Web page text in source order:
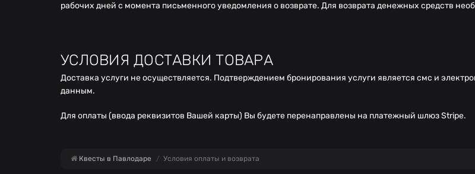
рабочих дней с момента письменного уведомления о возврате. Для возврата денежных средств
УСЛОВИЯ ДОСТАВКИ ТОВАРА
Доставка услуги не осуществляется. Подтверждением бронирования услуги является смс и
данным.
Для оплаты (ввода реквизитов Вашей карты) Вы будете перенаправлены на платежный шлюз Stripe.
Квесты в Павлодаре Условия оплаты и возврата